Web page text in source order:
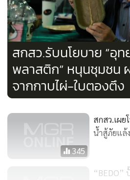
เปลี่ยนแปลงพฤติกรรมและทัศนคติของ
จัดการทรัพยากรธรรมชาติระหว่างชุ
management) โดยชุมชนที่อยู่รอบอุ
ให้อุดมสมบูรณ์ ในขณะที่อุทยานสามา
สำหรับชุมชนอีกทางหนึ่ง
สามารถส่งข้อมูลข่าวสารด้านการท่อง
บก.ข่าวท่องเที่ยว แฟกซ์ 0-2629-
travel_astvmgr@hotmail.com หรือติ
Facebook :Travel @ Manager
ชมคลิปต่าง ๆ ได้ที่Travel
สกสว.รับนโยบาย “อุ
พลาสติก” หนุนชุมชน
จากกาบไผ่-ใบตองตึง
345
สกสว.เผย
น้ำสู้ภัยแล้
“BEDO”